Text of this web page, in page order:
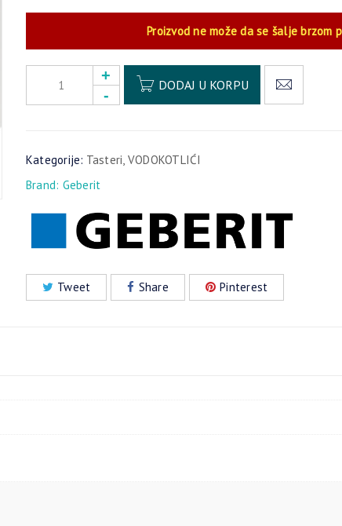
Proizvod ne može da se šalje brzom
DODAJ U KORPU
Kategorije: Tasteri, VODOKOTLIĆI
Brand: Geberit
Tweet Share Pinterest